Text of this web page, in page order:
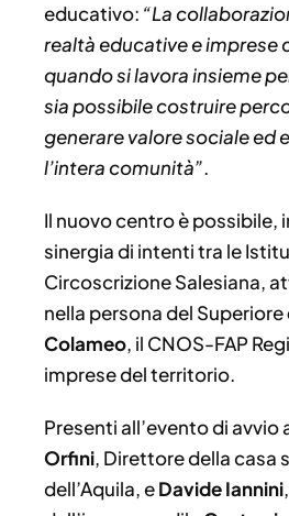
educativo: “La
realtà educative e imprese
quando si lavora insieme
sia possibile costruire
generare valore sociale ed
l’intera comunità”.
Il nuovo centro è possibile,
sinergia di intenti tra le
Circoscrizione Salesiana,
nella persona del Superiore
Colameo, il CNOS-FAP
imprese del territorio.
Presenti all’evento di avvio
Orfini, Direttore della casa
dell’Aquila, eDavideIannini